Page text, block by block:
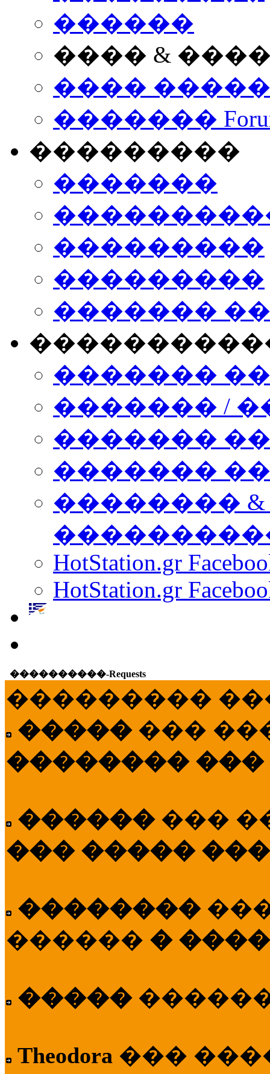
������
���� &
����
�������
���������
�������
���������
���������
�������
�������
������� /
�������
������� ���
��������
HotStation.gr
HotStation.gr
����������-Requests
���������
����� ���
�������� ���
������ ���
��� �����
��������
������ �
�����
Theodora ���